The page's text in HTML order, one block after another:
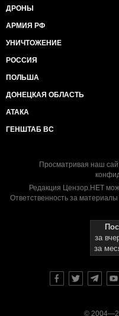
ДРОНЫ
АРМИЯ РФ
УНИЧТОЖЕНИЕ
РОССИЯ
ПОЛЬША
ДОНЕЦКАЯ ОБЛАСТЬ
АТАКА
ГЕНШТАБ ВС
Просматривая наш
Редакция Цензор.НЕТ
Ответственность за
за
за
©